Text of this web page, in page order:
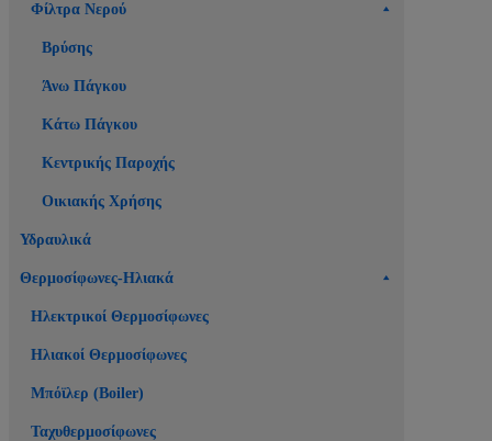
Φίλτρα Νερού
Βρύσης
Άνω Πάγκου
Κάτω Πάγκου
Κεντρικής Παροχής
Οικιακής Χρήσης
Υδραυλικά
Θερμοσίφωνες-Ηλιακά
Ηλεκτρικοί Θερμοσίφωνες
Ηλιακοί Θερμοσίφωνες
Μπόϊλερ (Boiler)
Ταχυθερμοσίφωνες